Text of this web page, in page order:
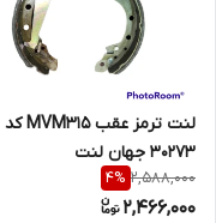
لنت ترمز عقب MVM315 کد
30273 جهان لنت
2,588,000
4%
2,466,000